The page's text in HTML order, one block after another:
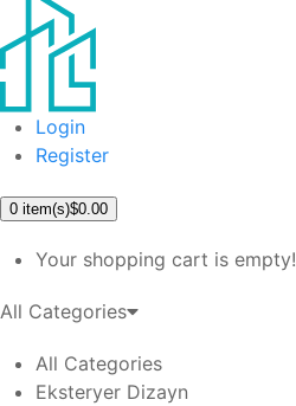
Login
Register
0 item(s)$0.00
Your shopping cart is empty!
All Categories
All Categories
Eksteryer Dizayn